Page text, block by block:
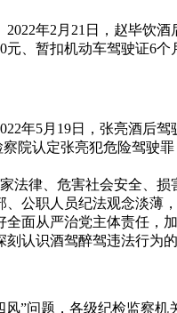
2022年2月21日，赵毕饮
、暂扣机动车驾驶证6
年5月19日，张亮酒后
院认定张亮犯危险驾驶
律、危害社会安全、损
公职人员纪法观念淡薄
面从严治党主体责任，
认识酒驾醉驾违法行为
”问题，各级纪检监察机